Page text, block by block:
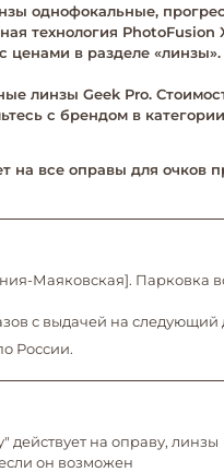
однофокальные,
технология PhotoFusion
ценами в разделе «линзы».
линзы Geek Pro.
с брендом в
на все оправы для очков
Маяковская]. Парковка
с выдачей на следующий
России.
действует на оправу, линзы
он возможен